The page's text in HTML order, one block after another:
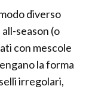
diverso
season (o
con mescole
la forma
irregolari,